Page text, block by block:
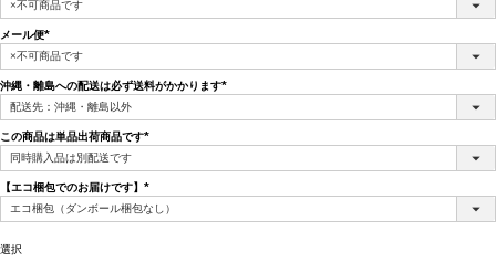
メール便
(必
須)
沖縄・離島への配送は必ず送料がかかります
この商品は単品出荷商品です
【エコ梱包でのお届けです】
(必
須)
選択